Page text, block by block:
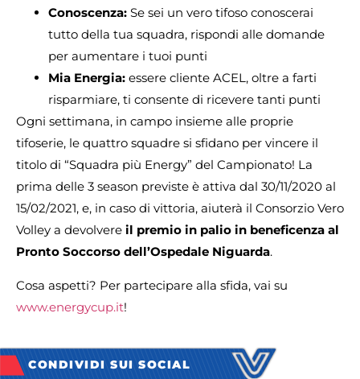
Conoscenza: Se sei un vero tifoso conoscerai
tutto della tua squadra, rispondi alle domande
per aumentare i tuoi punti
Mia Energia: essere cliente ACEL, oltre a farti
risparmiare, ti consente di ricevere tanti punti
Ogni settimana, in campo insieme alle proprie
tifoserie, le quattro squadre si sfidano per vincere il
titolo di “Squadra più Energy” del Campionato! La
prima delle 3 season previste è attiva dal 30/11/2020 al
15/02/2021​, e, in caso di vittoria, aiuterà il Consorzio Vero
Volley a devolvere il premio in palio in beneficenza al
Pronto Soccorso dell’Ospedale Niguarda.
Cosa aspetti? Per partecipare alla sfida, vai su
www.energycup.it!
CONDIVIDI SUI SOCIAL